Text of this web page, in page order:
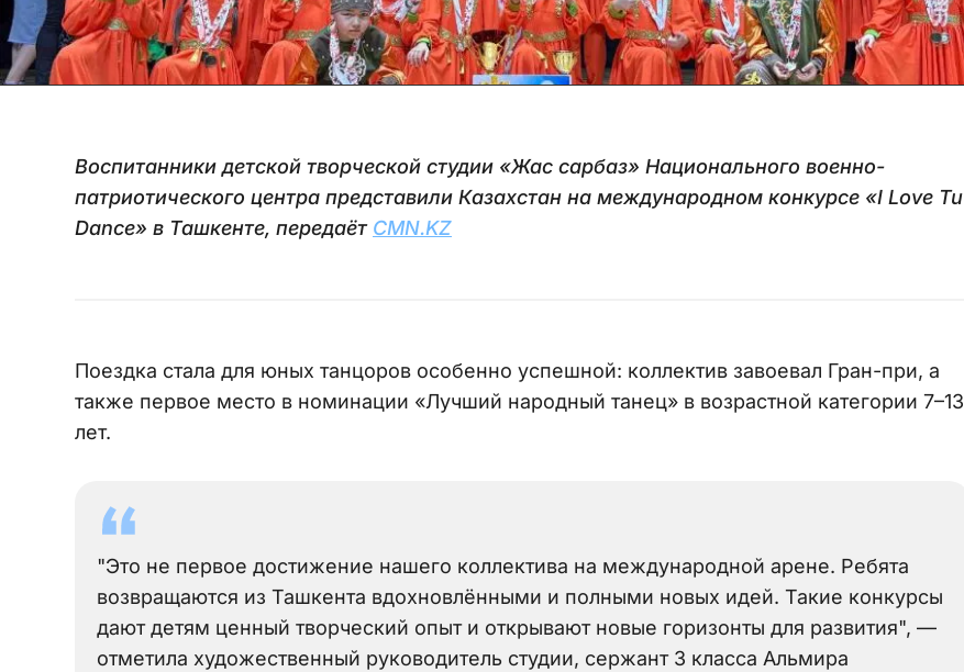
Воспитанники детской творческой студии «Жас сарбаз» Национального военно-
патриотического центра представили Казахстан на международном конкурсе «I Love Tu
Dance» в Ташкенте, передаёт CMN.KZ
Поездка стала для юных танцоров особенно успешной: коллектив завоевал Гран-при, а
также первое место в номинации «Лучший народный танец» в возрастной категории 7–13
лет.
"Это не первое достижение нашего коллектива на международной арене. Ребята
возвращаются из Ташкента вдохновлёнными и полными новых идей. Такие конкурсы
дают детям ценный творческий опыт и открывают новые горизонты для развития", —
отметила художественный руководитель студии, сержант 3 класса Альмира